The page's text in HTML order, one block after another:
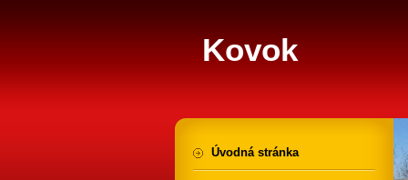
Kovok
Úvodná stránka